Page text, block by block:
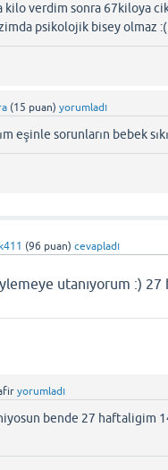
kilo verdim sonra 67kiloya
psikolojik bisey olmaz :(
(15 puan) yorumladı
eşinle sorunların bebek
(96 puan) cevapladı
utanıyorum :) 27
yorumladı
bende 27 haftaligim